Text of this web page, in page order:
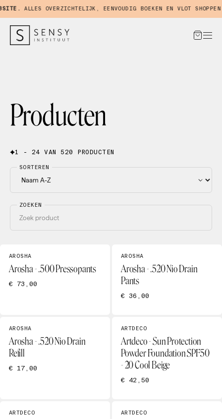
ALLES OVERZICHTELIJK, EENVOUDIG BOEKEN EN VLOT SHOPPEN IN
Producten
1 - 24 VAN 520 PRODUCTEN
ZOEKEN
SORTEREN
AROSHA
Arosha - .500 Pressopants
€ 73,00
AROSHA
Arosha - .520 Nio Drain
Pants
€ 36,00
AROSHA
Arosha - .520 Nio Drain
Refill
€ 17,00
ARTDECO
Artdeco - Sun Protection
Powder Foundation SPF50
- 20 Cool Beige
€ 42,50
ARTDECO ARTDECO